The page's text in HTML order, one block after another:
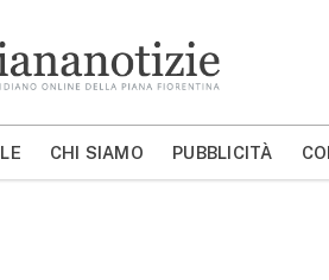
NASCONDI CERCA
CHI SIAMO PUBBLICITÀ